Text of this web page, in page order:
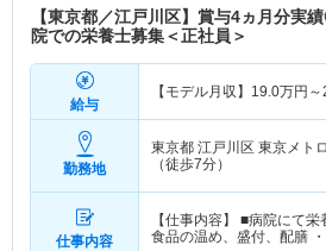
【東京都／江戸川区】賞与4ヵ月分実
院での栄養士募集＜正社員＞
給与
【モデル月収】 19.0万円～
勤務地
東京都 江戸川区 東京メト
（徒歩7分）
仕事内容
【仕事内容】 ■病院にて
食品の温め、盛付、配膳